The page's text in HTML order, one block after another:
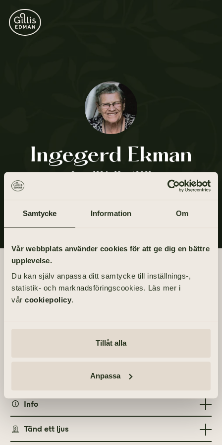
Samtycke Information Om
Vår webbplats använder cookies för att ge dig en bättre
upplevelse.
Du kan själv anpassa ditt samtycke till inställnings-,
statistik- och marknadsföringscookies. Läs mer i
vår cookiepolicy.
Tillåt alla
Anpassa
Ingegerd Ekman
2 mars 1924 - 18 maj 2021
Begravningsdagen
BEGRAVNING
Torsdag 10 juni 2021
Info
Tänd ett ljus